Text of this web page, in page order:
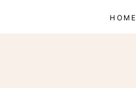
HOME